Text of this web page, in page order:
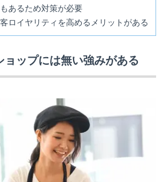
あるため対策が必要
ロイヤリティを高めるメリットがある
ョップには無い強みがある